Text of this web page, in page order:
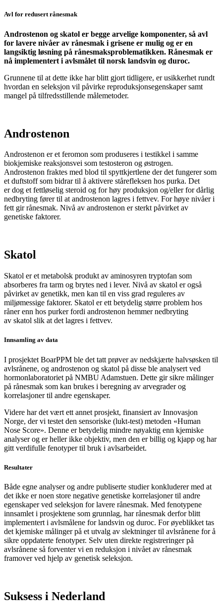
Avl for redusert rånesmak
Androstenon og skatol er begge arvelige komponenter, så avl
for lavere nivåer av rånesmak i grisene er mulig og er en
langsiktig løsning på rånesmaksproblematikken. Rånesmak er
nå implementert i avlsmålet til norsk landsvin og duroc.
Grunnene til at dette ikke har blitt gjort tidligere, er usikkerhet rundt
hvordan en seleksjon vil påvirke reproduksjonsegenskaper samt
mangel på tilfredsstillende målemetoder.
Androstenon
Androstenon er et feromon som produseres i testikkel i samme
biokjemiske reaksjonsvei som testosteron og østrogen.
Androstenon fraktes med blod til spyttkjertlene der det fungerer som
et duftstoff som bidrar til å aktivere stårefleksen hos purka. Det
er dog et fettløselig steroid og for høy produksjon og/eller for dårlig
nedbryting fører til at androstenon lagres i fettvev. For høye nivåer i
fett gir rånesmak. Nivå av androstenon er sterkt påvirket av
genetiske faktorer.
Skatol
Skatol er et metabolsk produkt av aminosyren tryptofan som
absorberes fra tarm og brytes ned i lever. Nivå av skatol er også
påvirket av genetikk, men kan til en viss grad reguleres av
miljømessige faktorer. Skatol er ett betydelig større problem hos
råner enn hos purker fordi androstenon hemmer nedbryting
av skatol slik at det lagres i fettvev.
Innsamling av data
I prosjektet BoarPPM ble det tatt prøver av nedskjærte halvsøsken til
avlsrånene, og androstenon og skatol på disse ble analysert ved
hormonlaboratoriet på NMBU Adamstuen. Dette gir sikre målinger
på rånesmak som kan brukes i beregning av arvegrader og
korrelasjoner til andre egenskaper.
Videre har det vært ett annet prosjekt, finansiert av Innovasjon
Norge, der vi testet den sensoriske (lukt-test) metoden «Human
Nose Score». Denne er betydelig mindre nøyaktig enn kjemiske
analyser og er heller ikke objektiv, men den er billig og kjapp og har
gitt verdifulle fenotyper til bruk i avlsarbeidet.
Resultater
Både egne analyser og andre publiserte studier konkluderer med at
det ikke er noen store negative genetiske korrelasjoner til andre
egenskaper ved seleksjon for lavere rånesmak. Med fenotypene
innsamlet i prosjektene som grunnlag, har rånesmak derfor blitt
implementert i avlsmålene for landsvin og duroc. For øyeblikket tas
det kjemiske målinger på et utvalg av slektninger til avlsrånene for å
sikre oppdaterte fenotyper. Selv uten direkte registreringer på
avlsrånene så forventer vi en reduksjon i nivået av rånesmak
framover ved hjelp av genetisk seleksjon.
Suksess i Nederland